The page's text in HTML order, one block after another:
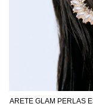
ARETE GLAM PERLAS